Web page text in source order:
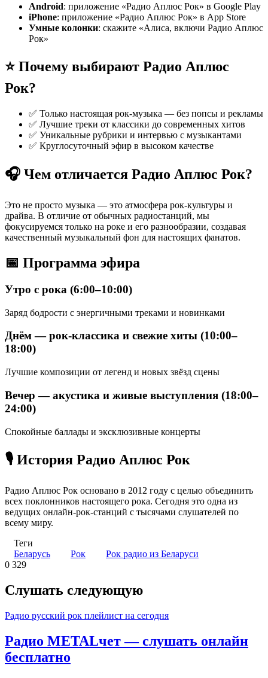
Android: приложение «Радио Аплюс Рок» в Google Play
iPhone: приложение «Радио Аплюс Рок» в App Store
Умные колонки: скажите «Алиса, включи Радио Аплюс
Рок»
⭐ Почему выбирают Радио Аплюс
Рок?
✅ Только настоящая рок-музыка — без попсы и рекламы
✅ Лучшие треки от классики до современных хитов
✅ Уникальные рубрики и интервью с музыкантами
✅ Круглосуточный эфир в высоком качестве
🎧 Чем отличается Радио Аплюс Рок?
Это не просто музыка — это атмосфера рок-культуры и
драйва. В отличие от обычных радиостанций, мы
фокусируемся только на роке и его разнообразии, создавая
качественный музыкальный фон для настоящих фанатов.
📅 Программа эфира
Утро с рока (6:00–10:00)
Заряд бодрости с энергичными треками и новинками
Днём — рок-классика и свежие хиты (10:00–
18:00)
Лучшие композиции от легенд и новых звёзд сцены
Вечер — акустика и живые выступления (18:00–
24:00)
Спокойные баллады и эксклюзивные концерты
🎙️ История Радио Аплюс Рок
Радио Аплюс Рок основано в 2012 году с целью объединить
всех поклонников настоящего рока. Сегодня это одна из
ведущих онлайн-рок-станций с тысячами слушателей по
всему миру.
Теги
Беларусь
Рок
Рок радио из Беларуси
0 329
Слушать следующую
Радио русский рок плейлист на сегодня
Радио METALчет — слушать онлайн
бесплатно